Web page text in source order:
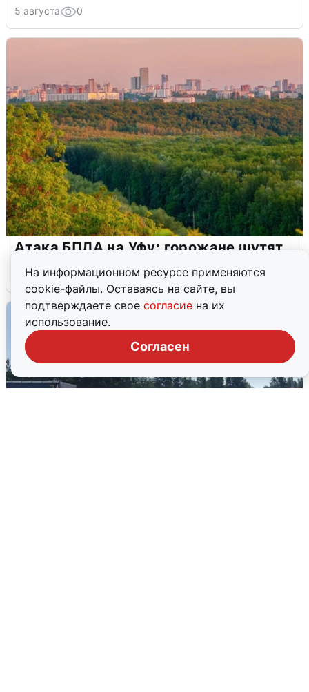
На информационном ресурсе применяются
cookie-файлы. Оставаясь на сайте, вы
подтверждаете свое согласие на их
использование.
Согласен
5 августа 0
Атака БПЛА на Уфу: горожане шутят
5 августа 0